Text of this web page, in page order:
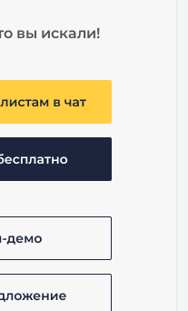
вы искали!